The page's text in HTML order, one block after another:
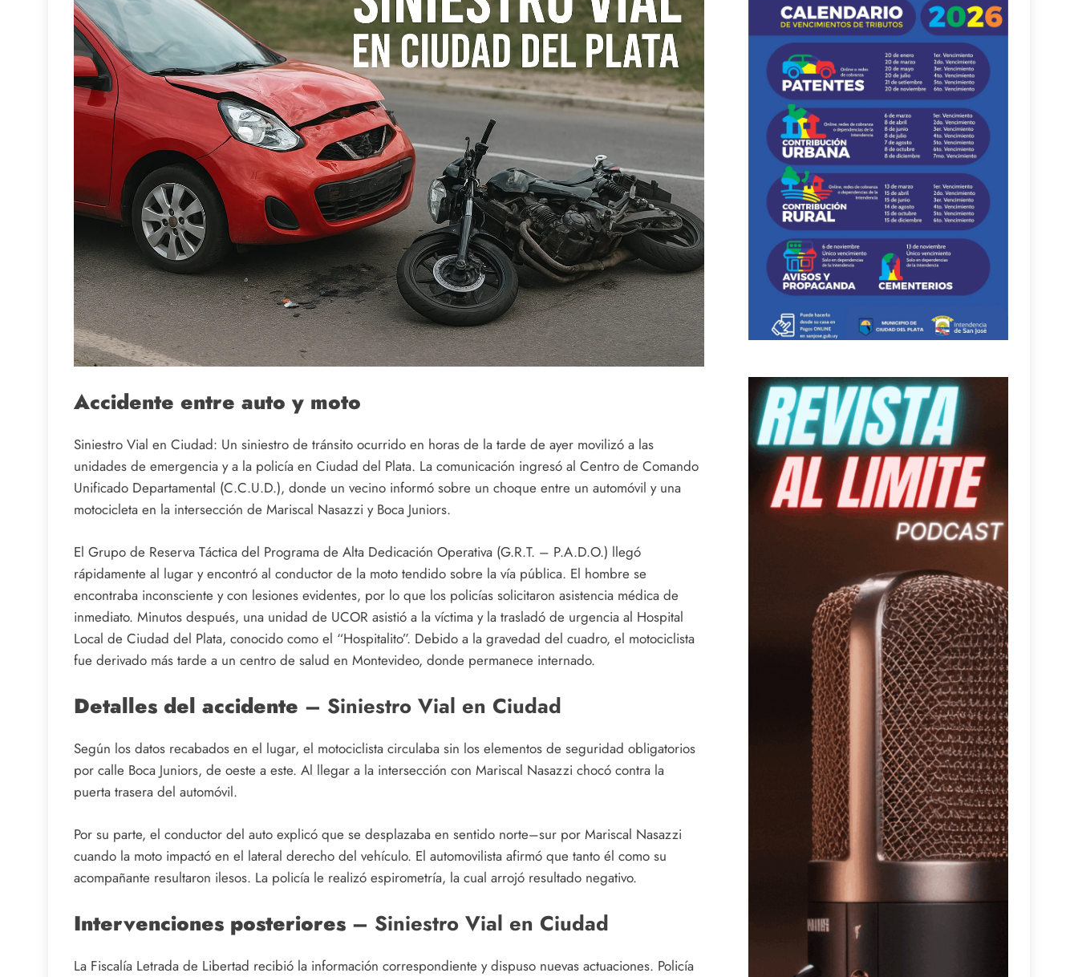
Accidente entre auto y moto
Siniestro Vial en Ciudad: Un siniestro de tránsito ocurrido en horas de la tarde de ayer movilizó a las
unidades de emergencia y a la policía en Ciudad del Plata. La comunicación ingresó al Centro de Comando
Unificado Departamental (C.C.U.D.), donde un vecino informó sobre un choque entre un automóvil y una
motocicleta en la intersección de Mariscal Nasazzi y Boca Juniors.
El Grupo de Reserva Táctica del Programa de Alta Dedicación Operativa (G.R.T. – P.A.D.O.) llegó
rápidamente al lugar y encontró al conductor de la moto tendido sobre la vía pública. El hombre se
encontraba inconsciente y con lesiones evidentes, por lo que los policías solicitaron asistencia médica de
inmediato. Minutos después, una unidad de UCOR asistió a la víctima y la trasladó de urgencia al Hospital
Local de Ciudad del Plata, conocido como el “Hospitalito”. Debido a la gravedad del cuadro, el motociclista
fue derivado más tarde a un centro de salud en Montevideo, donde permanece internado.
Detalles del accidente – Siniestro Vial en Ciudad
Según los datos recabados en el lugar, el motociclista circulaba sin los elementos de seguridad obligatorios
por calle Boca Juniors, de oeste a este. Al llegar a la intersección con Mariscal Nasazzi chocó contra la
puerta trasera del automóvil.
Por su parte, el conductor del auto explicó que se desplazaba en sentido norte–sur por Mariscal Nasazzi
cuando la moto impactó en el lateral derecho del vehículo. El automovilista afirmó que tanto él como su
acompañante resultaron ilesos. La policía le realizó espirometría, la cual arrojó resultado negativo.
Intervenciones posteriores – Siniestro Vial en Ciudad
La Fiscalía Letrada de Libertad recibió la información correspondiente y dispuso nuevas actuaciones. Policía